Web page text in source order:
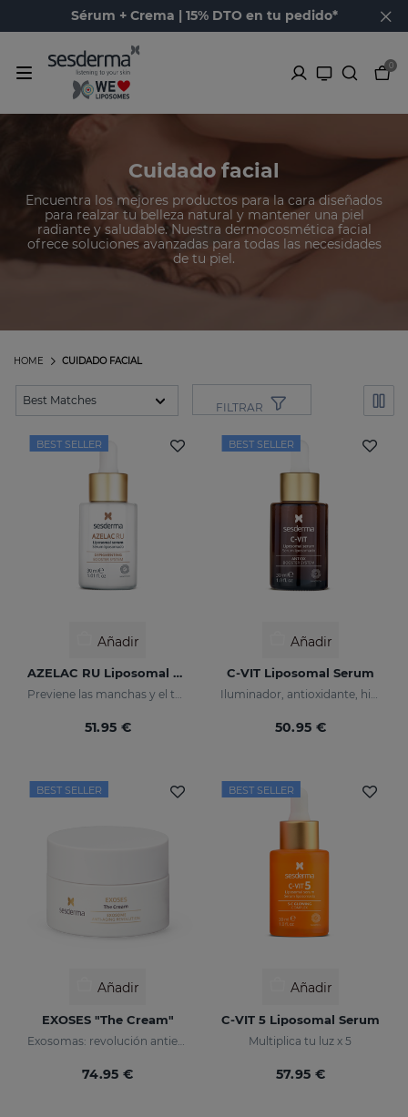
Sérum + Crema | 15% DTO en tu pedido*
0
Cuidado facial
Encuentra los mejores productos para la cara diseñados
para realzar tu belleza natural y mantener una piel
radiante y saludable. Nuestra dermocosmética facial
ofrece soluciones avanzadas para todas las necesidades
de tu piel.
CUIDADO FACIAL
HOME
FILTRAR
BEST SELLER
Añadir
AZELAC RU Liposomal Serum
Previene las manchas y el tono desigual de la piel
51.95 €
BEST SELLER
Añadir
C-VIT Liposomal Serum
Iluminador, antioxidante, hidratante y antiarrugas
50.95 €
BEST SELLER
Añadir
EXOSES "The Cream"
74.95 €
BEST SELLER
Añadir
C-VIT 5 Liposomal Serum
Multiplica tu luz x 5
57.95 €